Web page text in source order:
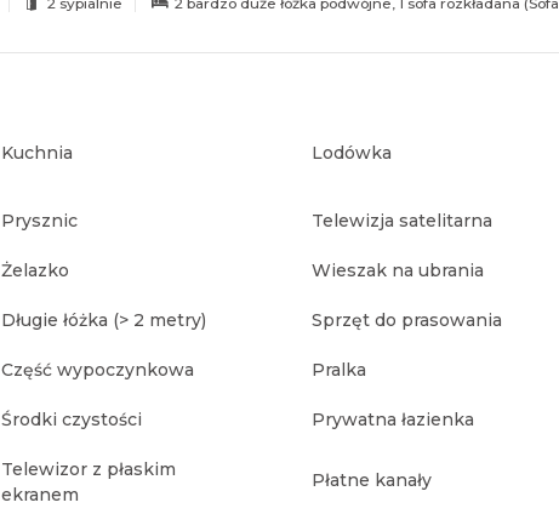
Kuchnia Lodówka
Prysznic Telewizja satelitarna
Żelazko Wieszak na ubrania
Długie łóżka (> 2 metry) Sprzęt do prasowania
Część wypoczynkowa Pralka
Środki czystości Prywatna łazienka
Telewizor z płaskim
ekranem
Płatne kanały